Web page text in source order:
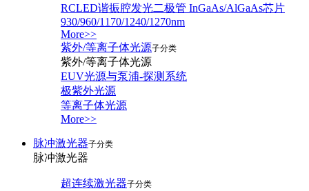
RCLED谐振腔发光二极管 InGaAs/AlGaAs芯片
930/960/1170/1240/1270nm
More>>
紫外/等离子体光源子分类
紫外/等离子体光源
EUV光源与泵浦-探测系统
极紫外光源
等离子体光源
More>>
脉冲激光器子分类
脉冲激光器
超连续激光器子分类